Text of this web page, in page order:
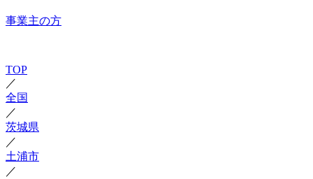
事業主の方
TOP
／
全国
／
茨城県
／
土浦市
／